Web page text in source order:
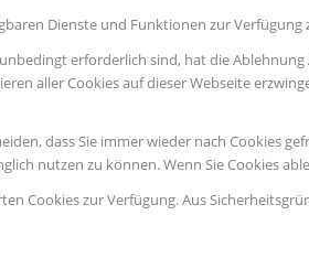
Dienste und Funktionen zur Verfügung
erforderlich sind, hat die
aller Cookies auf dieser Webseite
dass Sie immer wieder nach Cookies
nutzen zu können. Wenn Sie Cookies
Cookies zur Verfügung. Aus